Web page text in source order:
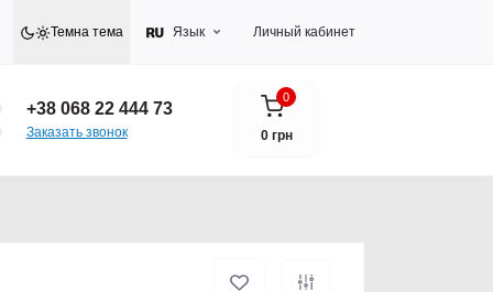
Темна тема Язык Личный кабинет
+38 068 22 444 73
Заказать звонок
0
0 грн